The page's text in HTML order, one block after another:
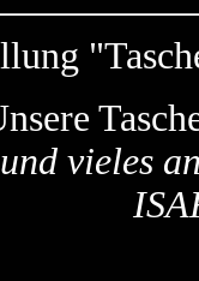
vieles